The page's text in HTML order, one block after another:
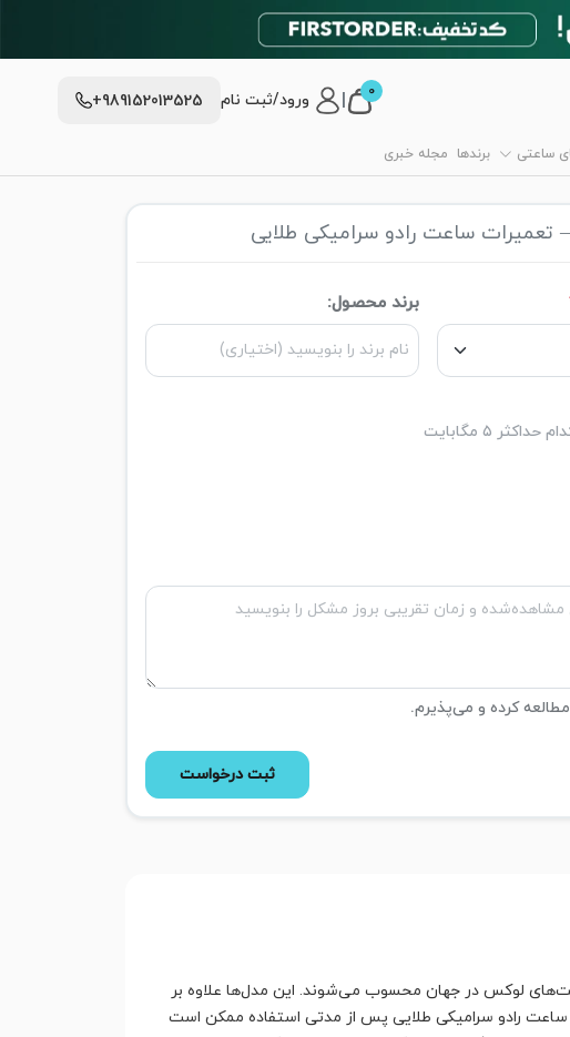
0 ورود/ثبت نام +989152013525
ساعتی برندها مجله خبری
تعمیرات ساعت رادو سرامیکی طلایی
برند محصول:
مطالعه کرده و می‌پذیرم.
ثبت درخواست
لوکس در جهان محسوب می‌شوند. این مدل‌ها علاوه بر
ساعت رادو سرامیکی طلایی پس از مدتی استفاده ممکن است